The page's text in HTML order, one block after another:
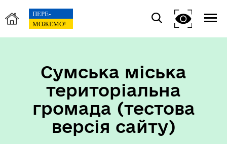
Сумська міська
територіальна
громада (тестова
версія сайту)